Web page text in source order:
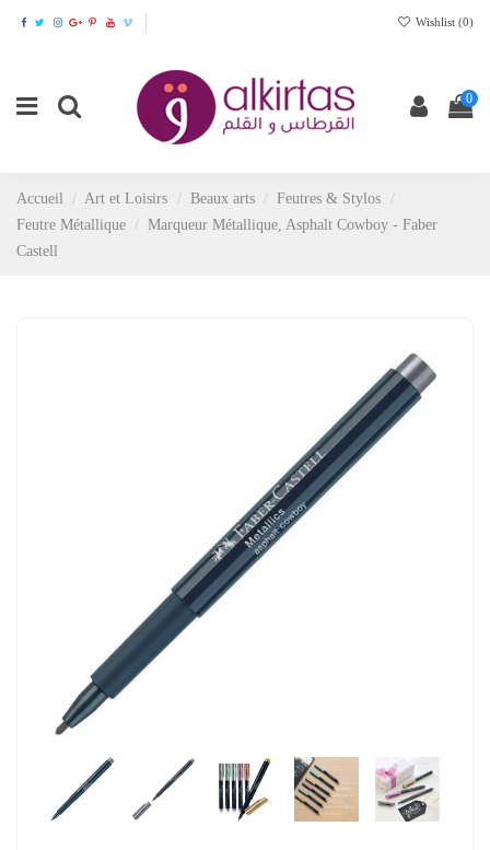
Wishlist (0)
0
Accueil Art et Loisirs Beaux arts
Feutres & Stylos
Feutre Métallique
Marqueur Métallique, Asphalt Cowboy - Faber
Castell